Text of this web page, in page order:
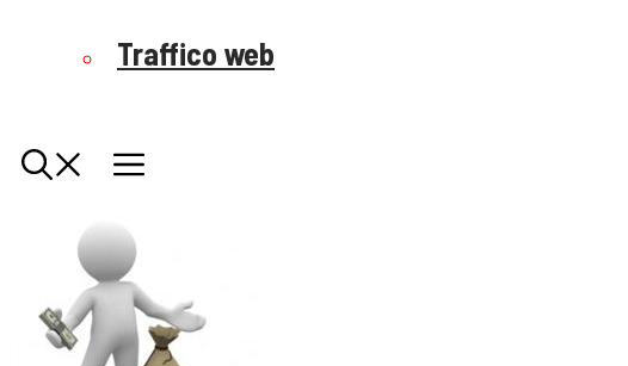
Traffico web